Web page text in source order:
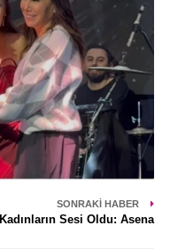
SONRAKI HABER
Kadınların Sesi Oldu: Asena